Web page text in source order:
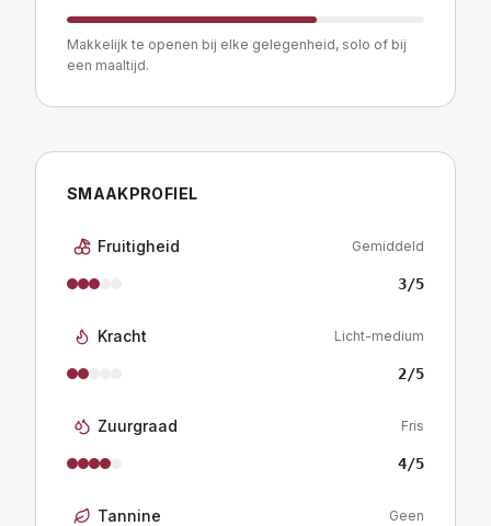
Makkelijk te openen bij elke gelegenheid, solo of bij
een maaltijd.
SMAAKPROFIEL
Fruitigheid Gemiddeld
3/5
Kracht Licht-medium
2/5
Zuurgraad Fris
4/5
Tannine Geen